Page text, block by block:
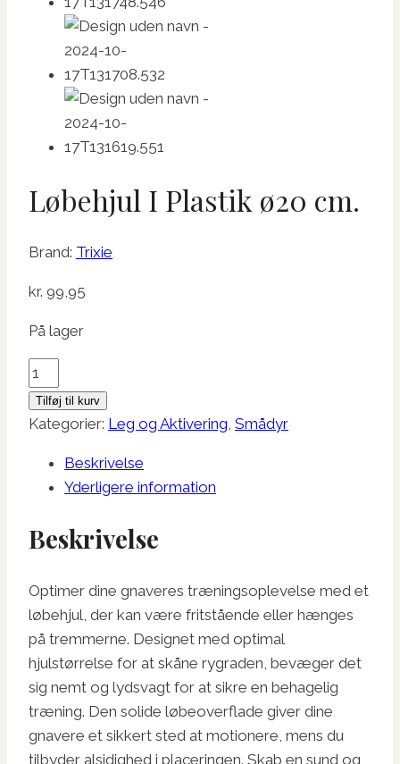
Løbehjul I Plastik ø20 cm.
Brand: Trixie
kr. 99,95
På lager
Løbehjul
I
Plastik
cm.
antal
Tilføj til kurv
Kategorier: Leg og Aktivering, Smådyr
Beskrivelse
Yderligere information
Beskrivelse
Optimer dine gnaveres træningsoplevelse med et
løbehjul, der kan være fritstående eller hænges
på tremmerne. Designet med optimal
hjulstørrelse for at skåne rygraden, bevæger det
sig nemt og lydsvagt for at sikre en behagelig
træning. Den solide løbeoverflade giver dine
gnavere et sikkert sted at motionere, mens du
tilbyder alsidighed i placeringen. Skab en sund og